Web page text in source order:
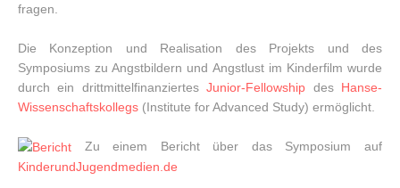
fragen.
Die Konzeption und Realisation des Projekts und des
Symposiums zu Angstbildern und Angstlust im Kinderfilm wurde
durch ein drittmittelfinanziertesJunior-Fellowship des Hanse-
Wissenschaftskollegs (Institute for Advanced Study) ermöglicht.
Zu einem Bericht über das Symposium auf
KinderundJugendmedien.de